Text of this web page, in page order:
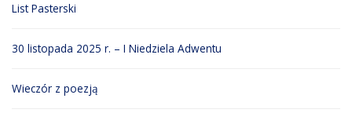
List Pasterski
30 listopada 2025 r. – I Niedziela Adwentu
Wieczór z poezją